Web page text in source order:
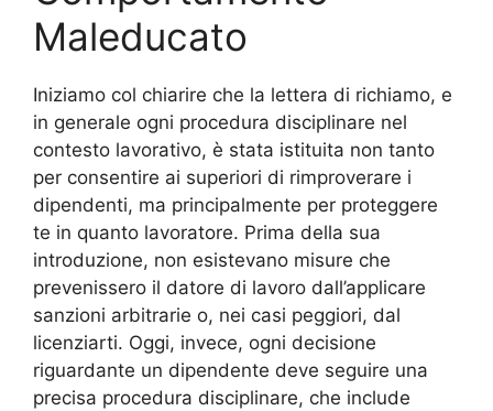
Maleducato
Iniziamo col chiarire che la lettera di richiamo, e
in generale ogni procedura disciplinare nel
contesto lavorativo, è stata istituita non tanto
per consentire ai superiori di rimproverare i
dipendenti, ma principalmente per proteggere
te in quanto lavoratore. Prima della sua
introduzione, non esistevano misure che
prevenissero il datore di lavoro dall’applicare
sanzioni arbitrarie o, nei casi peggiori, dal
licenziarti. Oggi, invece, ogni decisione
riguardante un dipendente deve seguire una
precisa procedura disciplinare, che include